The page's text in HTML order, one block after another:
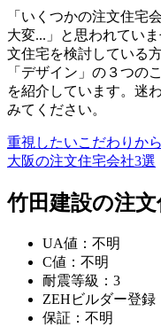
「いくつかの注文住宅
大変...」と思われてい
文住宅を検討している
「デザイン」の３つの
を紹介 しています。迷
みてください。
重視したいこだわりか
大阪の注文住宅会社3選
竹田建設の注
UA値：不明
C値：不明
耐震等級：3
ZEHビルダー登録
保証：不明